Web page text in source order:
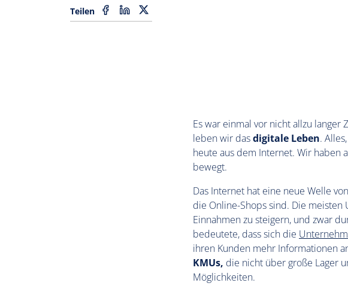
Teilen
Es war einmal vor nicht allzu langer
leben wir dasdigitale Leben.
heute aus dem Internet. Wir haben
bewegt.
Das Internet hat eine neue Welle
die Online-Shops sind. Die
Einnahmen zu steigern, und zwar
bedeutete, dass sich die
ihren Kunden mehr Informationen
KMUs, die nicht über große Lager
Möglichkeiten.